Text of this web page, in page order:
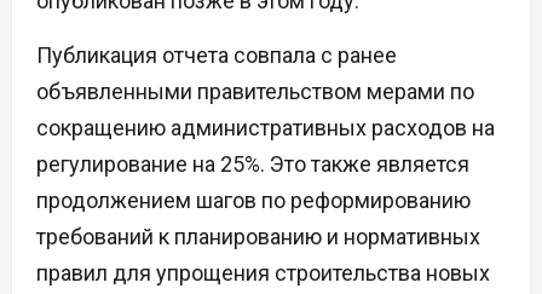
Публикация отчета совпала с ранее
объявленными правительством мерами по
сокращению административных расходов на
регулирование на 25%. Это также является
продолжением шагов по реформированию
требований к планированию и нормативных
правил для упрощения строительства новых